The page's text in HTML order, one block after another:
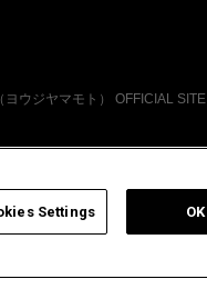
ヨウジヤマモト） OFFICIAL SITE
Settings OK